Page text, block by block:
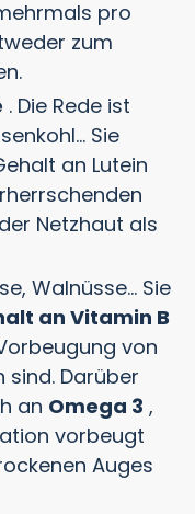
pro
zum
. Die Rede ist
Sie
an Lutein
Netzhaut als
Walnüsse... Sie
an Vitamin B
von
sind. Darüber
an Omega 3 ,
vorbeugt
Auges